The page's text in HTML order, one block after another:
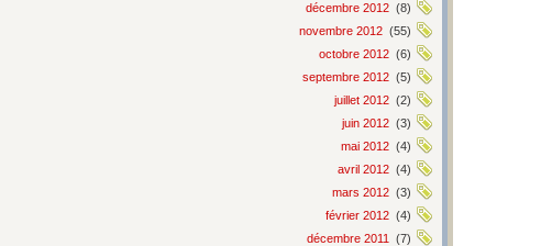
décembre 2012 (8)
novembre 2012 (55)
octobre 2012 (6)
septembre 2012 (5)
juillet 2012 (2)
juin 2012 (3)
mai 2012 (4)
avril 2012 (4)
mars 2012 (3)
février 2012 (4)
décembre 2011
(7)